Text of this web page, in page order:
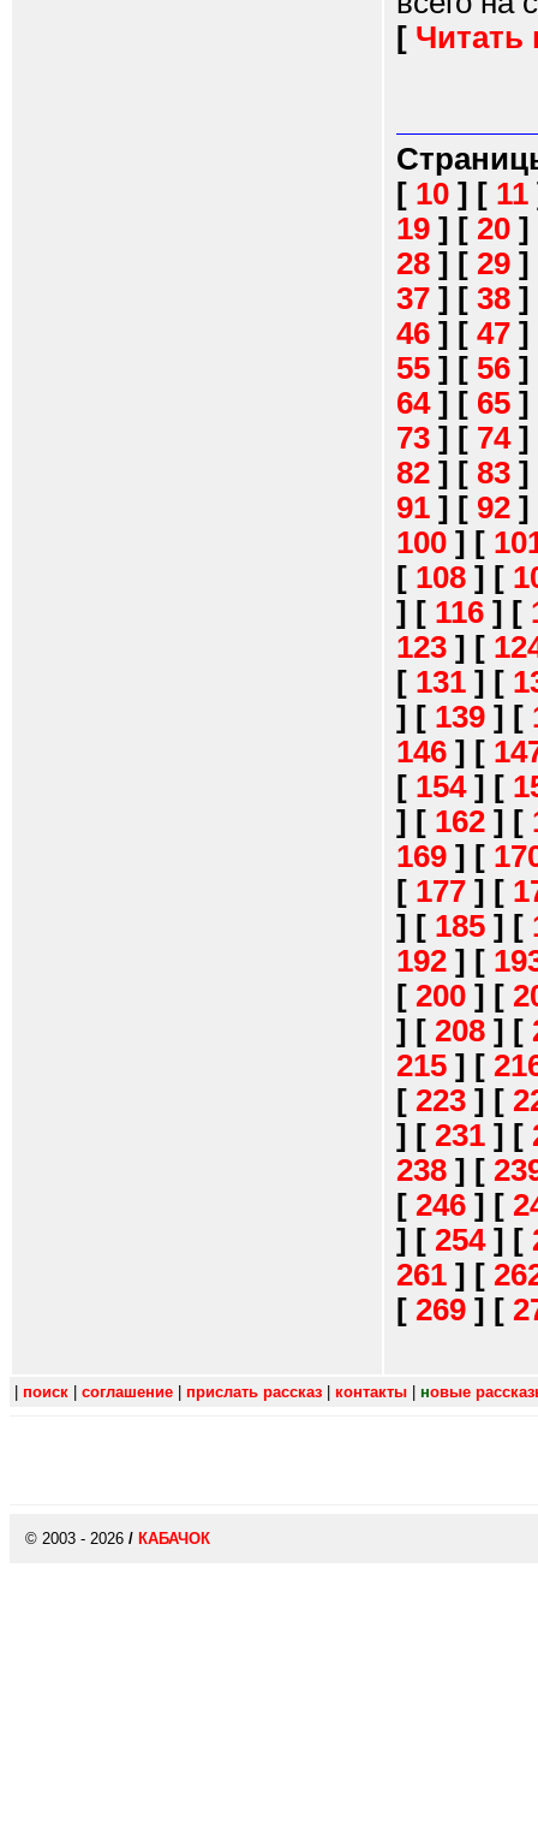
[ Читать
[ 10 ] [ 11
19 ] [ 20 ]
28 ] [ 29 ]
37 ] [ 38 ]
46 ] [ 47 ]
55 ] [ 56 ]
64] [ 65 ]
73 ] [ 74]
82 ] [ 83 ]
91 ] [ 92 ]
100 ] [
[ 108 ] [
] [ 116 ] [
123 ] [
[ 131 ] [
] [ 139 ] [
146 ] [
[ 154] [
] [ 162 ] [
169 ] [
[ 177 ] [
] [ 185 ] [
192 ] [
[ 200 ] [
] [ 208 ] [
215 ] [
[ 223 ] [
] [ 231 ] [
238 ] [
[ 246 ] [
] [ 254] [
261 ] [
[ 269 ] [
поиск соглашение прислать рассказ контакты новые
© 2003 - 2026 / КАБАЧОК